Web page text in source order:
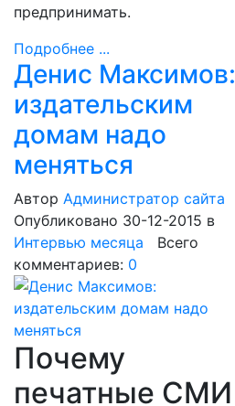
предпринимать.
Подробнее ...
Денис Максимов:
издательским
домам надо
меняться
Автор Администратор сайта
Опубликовано 30-12-2015 в
Интервью месяца Всего
комментариев: 0
Почему
печатные СМИ